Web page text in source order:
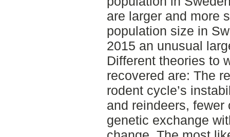
are larger and more
population size in
2015 an unusual
Different theories to
recovered are: The
rodent cycle’s
and reindeers,
genetic exchange